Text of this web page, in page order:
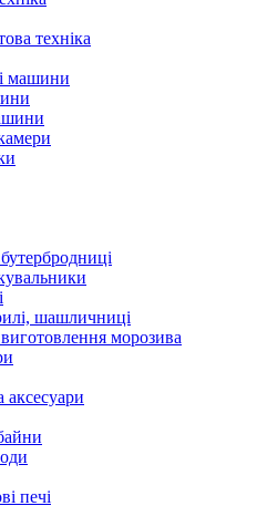
техніка
машини
шашличниці
морозива
аксесуари
печі